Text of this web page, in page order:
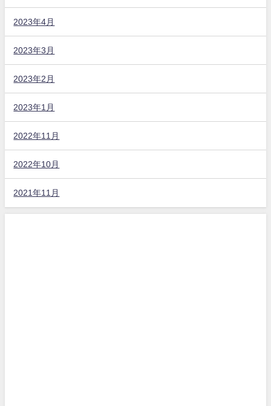
2023年4月
2023年3月
2023年2月
2023年1月
2022年11月
2022年10月
2021年11月